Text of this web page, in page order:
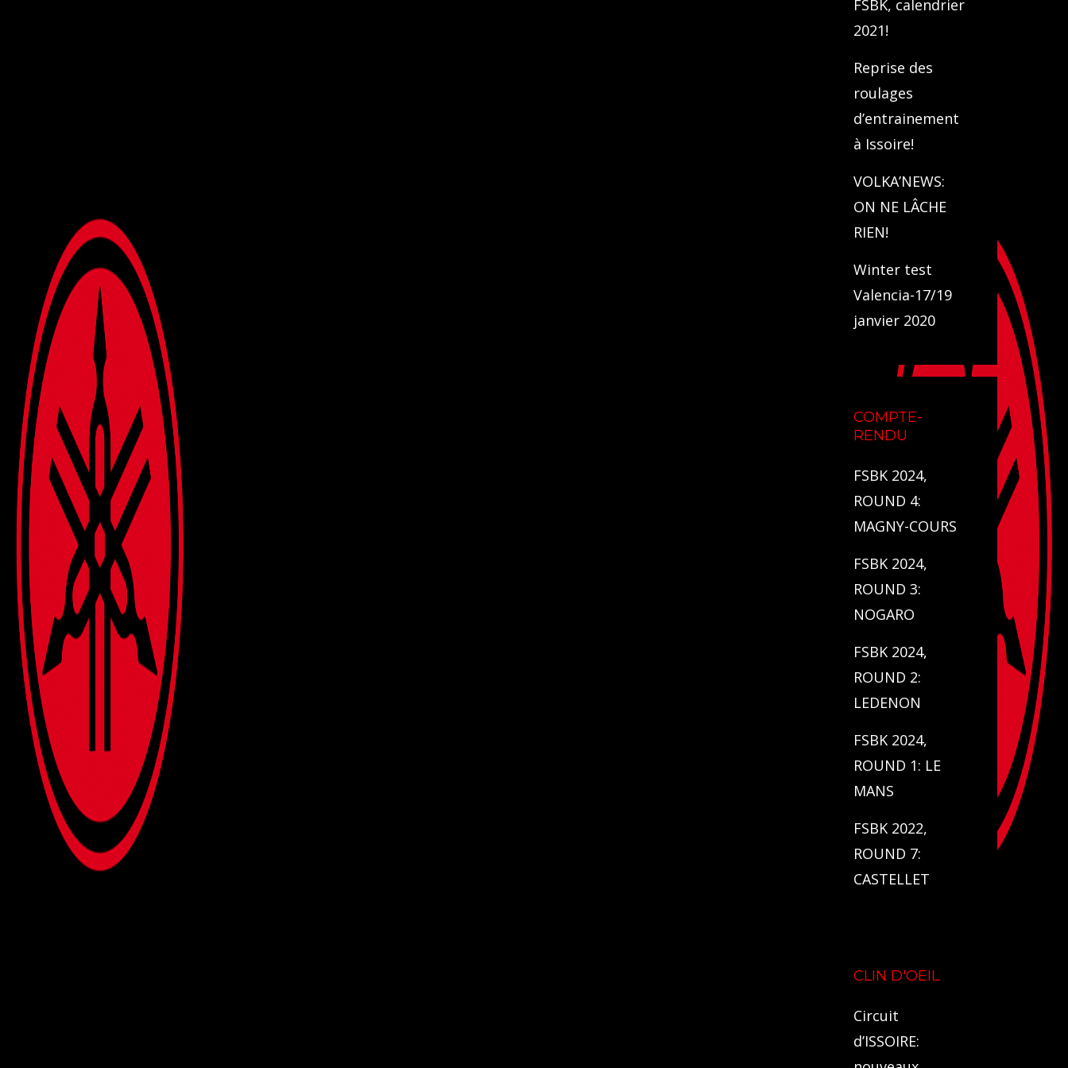
FSBK, calendrier
2021!
Reprise des
roulages
d’entrainement
à Issoire!
VOLKA’NEWS:
ON NE LÂCHE
RIEN!
Winter test
Valencia-17/19
janvier 2020
COMPTE-
RENDU
FSBK 2024,
ROUND 4:
MAGNY-COURS
FSBK 2024,
ROUND 3:
NOGARO
FSBK 2024,
ROUND 2:
LEDENON
FSBK 2024,
ROUND 1: LE
MANS
FSBK 2022,
ROUND 7:
CASTELLET
CLIN D'OEIL
Circuit
d’ISSOIRE: